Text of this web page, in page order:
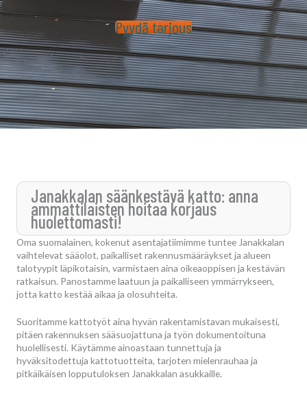
Pyydä tarjous
Janakkalan säänkestävä katto: anna
ammattilaisten hoitaa korjaus
huolettomasti!
Oma suomalainen, kokenut asentajatiimimme tuntee Janakkalan
vaihtelevat sääolot, paikalliset rakennusmääräykset ja alueen
talotyypit läpikotaisin, varmistaen aina oikeaoppisen ja kestävän
ratkaisun. Panostamme laatuun ja paikalliseen ymmärrykseen,
jotta katto kestää aikaa ja olosuhteita.
Suoritamme kattotyöt aina hyvän rakentamistavan mukaisesti,
pitäen rakennuksen sääsuojattuna ja työn dokumentoituna
huolellisesti. Käytämme ainoastaan tunnettuja ja
hyväksitodettuja kattotuotteita, tarjoten mielenrauhaa ja
pitkäikäisen lopputuloksen Janakkalan asukkaille.